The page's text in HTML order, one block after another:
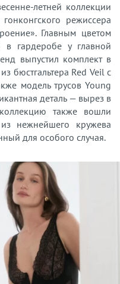
летней коллекции
режиссера
Главным цветом
в гардеробе у главной
выпустил комплект в
бюстгальтера Red Veil с
модель трусов Young
деталь — вырез в
также вошли
нежнейшего кружева
для особого случая.